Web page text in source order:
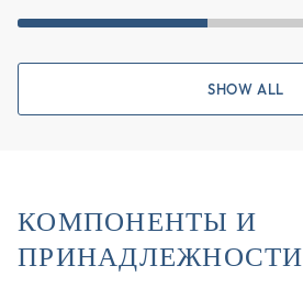
SHOW ALL
КОМПОНЕНТЫ И
ПРИНАДЛЕЖНОСТИ